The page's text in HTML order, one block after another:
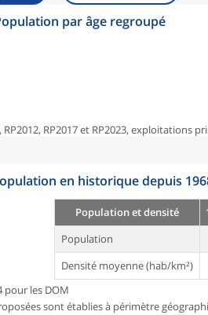
par âge regroupé
RP2012, RP2017 et RP2023, exploitations
en historique depuis
Population et densité
Population
Densité moyenne (hab/km²)
pour les DOM
sont établies à périmètre